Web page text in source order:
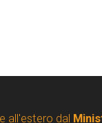
all'estero dal